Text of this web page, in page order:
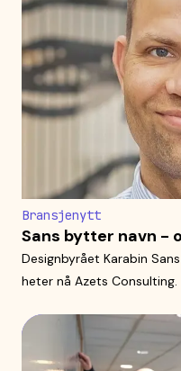
Bransjenytt
Sans bytter navn -
Designbyrået Karabin
heter nå Azets Consulting.